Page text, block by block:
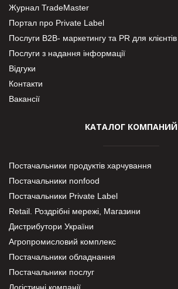
Журнал TradeMaster
Портал про Private Label
Послуги В2В- маркетингу та PR для клієнтів
Послуги з надання інформації
Відгуки
Контакти
Вакансії
КАТАЛОГ КОМПАНИЙ
Постачальники продуктів харчування
Постачальники nonfood
Постачальники Private Label
Retail. Роздрібні мережі, Магазини
Дистрибутори України
Агропромисловий комплекс
Постачальники обладнання
Постачальники послуг
Логістичні компанії